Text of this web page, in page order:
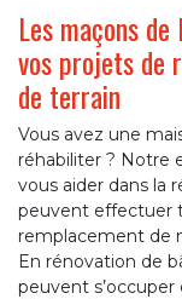
Les maçons
vos projets de
de terrain
Vous avez une
réhabiliter ? Notre
vous aider dans la
peuvent effectuer
remplacement de
En rénovation de
peuvent